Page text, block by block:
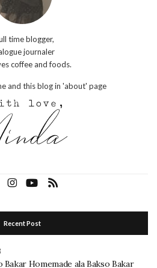
time blogger,
journaler
coffee and foods.
and this blog in 'about' page
Recent Post
Bakar Homemade ala Bakso Bakar